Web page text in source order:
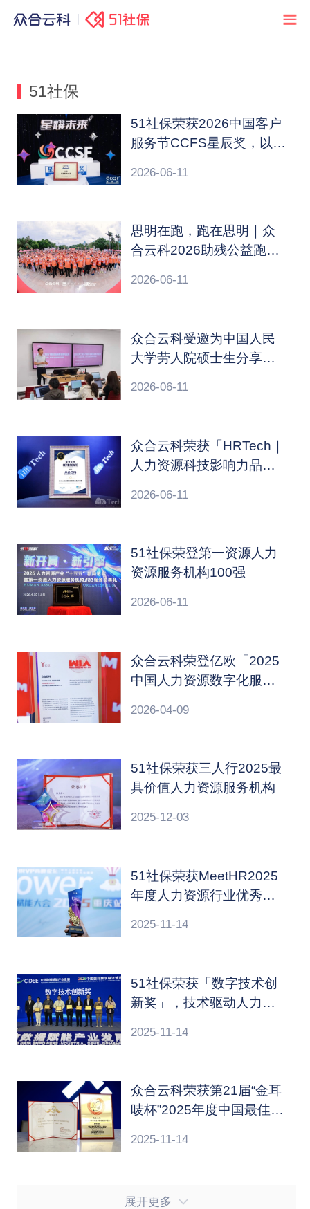
51社保
51社保荣获2026中国客户
服务节CCFS星辰奖，以AI
2026-06-11
思明在跑，跑在思明｜众
合云科2026助残公益跑爱
2026-06-11
众合云科受邀为中国人民
大学劳人院硕士生分享社
2026-06-11
众合云科荣获「HRTech｜
人力资源科技影响力品牌
2026-06-11
51社保荣登第一资源人力
资源服务机构100强
2026-06-11
众合云科荣登亿欧「2025
中国人力资源数字化服务
2026-04-09
51社保荣获三人行2025最
具价值人力资源服务机构
2025-12-03
51社保荣获MeetHR2025
年度人力资源行业优秀品
2025-11-14
51社保荣获「数字技术创
新奖」，技术驱动人力资
2025-11-14
众合云科荣获第21届“金耳
唛杯”2025年度中国最佳客
2025-11-14
展开更多